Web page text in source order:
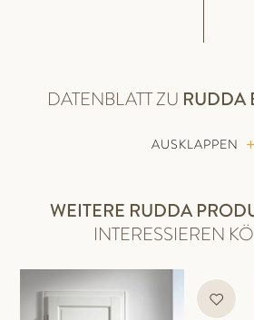
DATENBLATT ZU RUDDA
AUSKLAPPEN
WEITERE RUDDA
INTERESSIEREN